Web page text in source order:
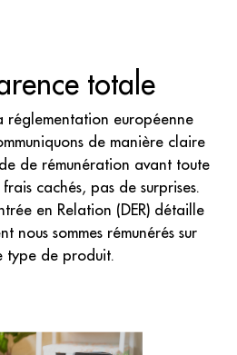
totale
réglementation européenne
de manière claire
de rémunération avant toute
cachés, pas de surprises.
en Relation (DER) détaille
nous sommes rémunérés sur
type de produit.